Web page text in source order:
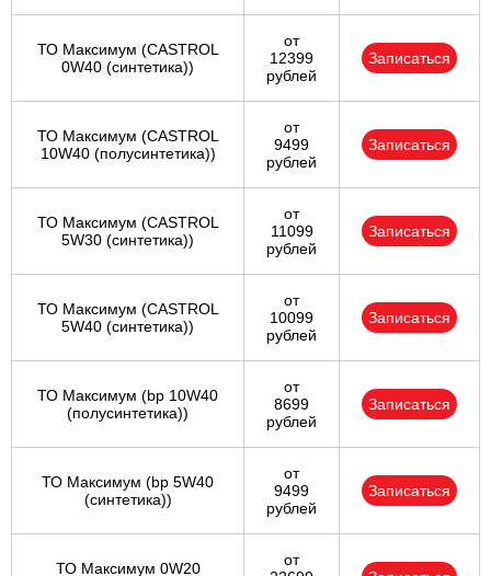
ТО Максимум (CASTROL
0W40 (синтетика))
от
12399
рублей
Записаться
ТО Максимум (CASTROL
10W40 (полусинтетика))
от
9499
рублей
Записаться
ТО Максимум (CASTROL
5W30 (синтетика))
от
11099
рублей
Записаться
ТО Максимум (CASTROL
5W40 (синтетика))
от
10099
рублей
Записаться
ТО Максимум (bp 10W40
(полусинтетика))
от
8699
рублей
Записаться
ТО Максимум (bp 5W40
(синтетика))
от
9499
рублей
Записаться
ТО Максимум 0W20
от